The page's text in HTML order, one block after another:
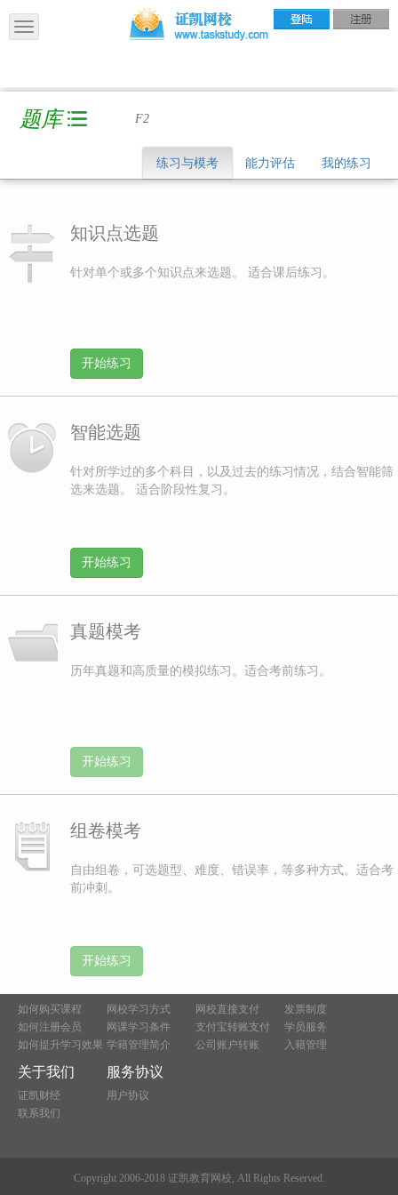
题库 F2
练习与模考 能力评估 我的练习
知识点选题
针对单个或多个知识点来选题。 适合课后练习。
开始练习
智能选题
针对所学过的多个科目，以及过去的练习情况，结合智能筛
选来选题。 适合阶段性复习。
开始练习
真题模考
历年真题和高质量的模拟练习。适合考前练习。
开始练习
组卷模考
自由组卷，可选题型、难度、错误率，等多种方式。适合考
前冲刺。
开始练习
如何购买课程
如何注册会员
如何提升学习效果
网校学习方式
网课学习条件
学籍管理简介
网校直接支付
支付宝转账支付
公司账户转账
发票制度
学员服务
入籍管理
关于我们
证凯财经
联系我们
服务协议
用户协议
Copyright 2006-2018 证凯教育网校, All Rights Reserved.